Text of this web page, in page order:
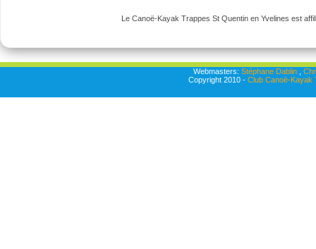
Le Canoë-Kayak Trappes St Quentin en Yvelines est
Webmasters: Stéphane Dablin,
Copyright 2010 - Club Canoë-Kayak